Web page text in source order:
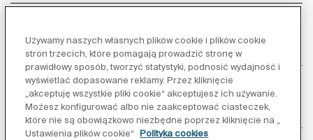
Obsługa klienta
O nas
Używamy naszych własnych plików cookie i plików cookie
stron trzecich, które pomagają prowadzić stronę w
prawidłowy sposób, tworzyć statystyki, podnosić wydajność i
wyświetlać dopasowane reklamy. Przez kliknięcie
„akceptuję wszystkie pliki cookie“ akceptujesz ich używanie.
Możesz konfigurować albo nie zaakceptować ciasteczek,
które nie są obowiązkowo niezbędne poprzez kliknięcie na „
Ustawienia plików cookie“
Polityka cookies